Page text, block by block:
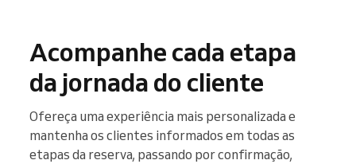
Acompanhe cada etapa
da jornada do cliente
Ofereça uma experiência mais personalizada e
mantenha os clientes informados em todas as
etapas da reserva, passando por confirmação,